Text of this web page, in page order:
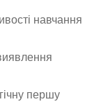
навчання
першу